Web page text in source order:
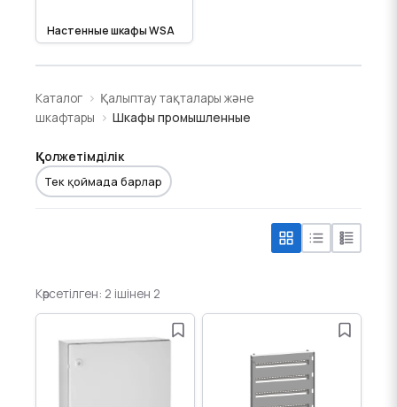
Настенные шкафы WSA
Каталог
Қалыптау тақталары және
шкафтары
Шкафы промышленные
Қолжетімділік
Тек қоймада барлар
Көрсетілген: 2 ішінен 2